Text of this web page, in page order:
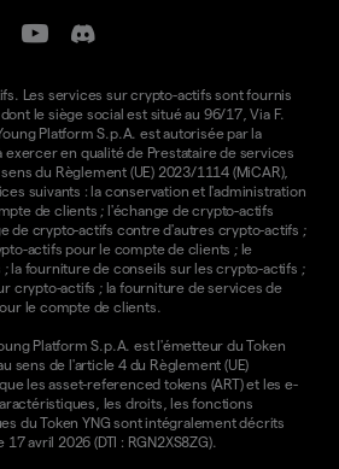
Les services sur crypto-actifs sont fournis
le siège social est situé au 96/17, Via F.
Platform S.p.A. est autorisée par la
exercer en qualité de Prestataire de services
du Règlement (UE) 2023/1114 (MiCAR),
suivants : la conservation et l'administration
de clients ; l'échange de crypto-actifs
de crypto-actifs contre d'autres crypto-actifs ;
actifs pour le compte de clients ; le
la fourniture de conseils sur les crypto-actifs ;
crypto-actifs ; la fourniture de services de
le compte de clients.
Platform S.p.A. est l'émetteur du Token
sens de l'article 4 du Règlement (UE)
les asset-referenced tokens (ART) et les e-
les droits, les fonctions
du Token YNG sont intégralement décrits
17 avril 2026 (DTI : RGN2XS8ZG).